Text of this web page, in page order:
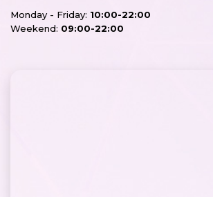
Monday - Friday: 10:00-22:00
Weekend: 09:00-22:00